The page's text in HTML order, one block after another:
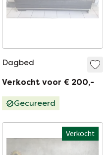
Dagbed
Verkocht voor € 200,-
Gecureerd
Verkocht